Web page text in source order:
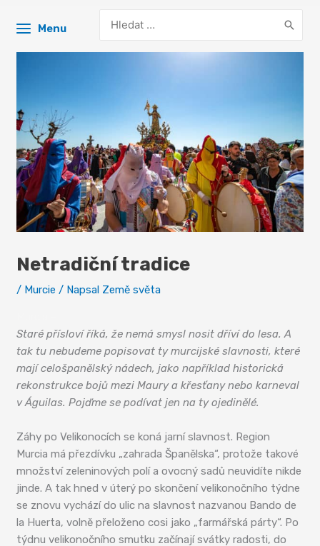
Menu
for:
Netradiční tradice
/ Murcie / Napsal Země světa
Staré přísloví říká, že nemá smysl nosit dříví do lesa. A
tak tu nebudeme popisovat ty murcijské slavnosti, které
mají celošpanělský nádech, jako například historická
rekonstrukce bojů mezi Maury a křesťany nebo karneval
v Águilas. Pojďme se podívat jen na ty ojedinělé.
Záhy po Velikonocích se koná jarní slavnost. Region
Murcia má přezdívku „zahrada Španělska“, protože takové
množství zeleninových polí a ovocný sadů neuvidíte nikde
jinde. A tak hned v úterý po skončení velikonočního týdne
se znovu vychází do ulic na slavnost nazvanou Bando de
la Huerta, volně přeloženo cosi jako „farmářská párty“. Po
týdnu velikonočního smutku začínají svátky radosti, do